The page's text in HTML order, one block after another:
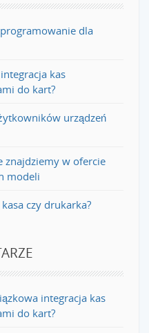
dla
kas
do kart?
urządzeń
znajdziemy w ofercie
modeli
czy drukarka?
integracja kas
do kart?